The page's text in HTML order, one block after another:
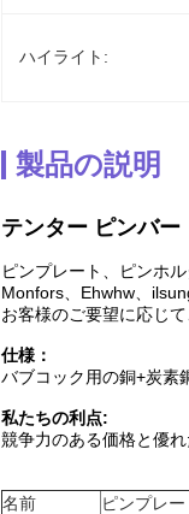
ハイライト:
製品の説明
テンター ピンバ
ピンプレート、ピンホ
Monfors、Ehwhw、
お客様のご要望に応じ
仕様：
バブコック用の銅+炭素
私たちの利点:
競争力のある価格と優
名前
ピンプレー